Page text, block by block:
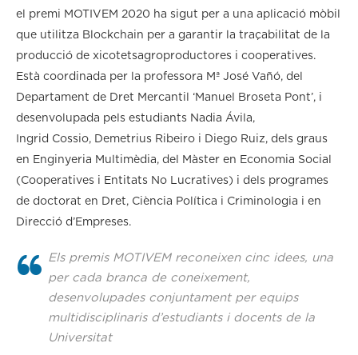
el premi MOTIVEM 2020 ha sigut per a una aplicació mòbil
que utilitza Blockchain per a garantir la traçabilitat de la
producció de xicotetsagroproductores i cooperatives.
Està coordinada per la professora Mª José Vañó, del
Departament de Dret Mercantil ‘Manuel Broseta Pont’, i
desenvolupada pels estudiants Nadia Ávila,
Ingrid Cossio, Demetrius Ribeiro i Diego Ruiz, dels graus
en Enginyeria Multimèdia, del Màster en Economia Social
(Cooperatives i Entitats No Lucratives) i dels programes
de doctorat en Dret, Ciència Política i Criminologia i en
Direcció d’Empreses.
Els premis MOTIVEM reconeixen cinc idees, una
per cada branca de coneixement,
desenvolupades conjuntament per equips
multidisciplinaris d’estudiants i docents de la
Universitat